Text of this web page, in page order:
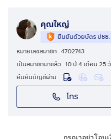
คุณใหญ่
ยืนยันด้วยบัตร ปชช.
หมายเลขสมาชิก 4702743
เป็นสมาชิกมาแล้ว 10 ปี 4 เดือน 25
ยืนยันบัญชีผ่าน
โทร
กรุณาอย่าโอน